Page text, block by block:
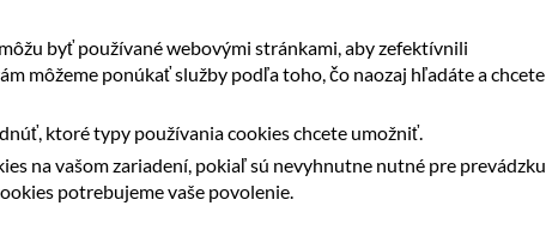
byť používané webovými stránkami, aby zefektívnili
môžeme ponúkať služby podľa toho, čo naozaj hľadáte a chcete
ktoré typy používania cookies chcete umožniť.
na vašom zariadení, pokiaľ sú nevyhnutne nutné pre prevádzku
potrebujeme vaše povolenie.